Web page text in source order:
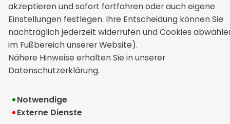
akzeptieren und sofort fortfahren oder auch eigene
Einstellungen festlegen. Ihre Entscheidung können Sie
nachträglich jederzeit widerrufen und Cookies
im Fußbereich unserer Website).
Nähere Hinweise erhalten Sie in unserer
Datenschutzerklärung.
Notwendige
Externe Dienste